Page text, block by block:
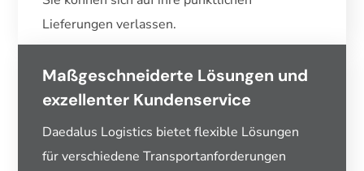
Lieferungen verlassen.
Maßgeschneiderte Lösungen und
exzellenter Kundenservice
Daedalus Logistics bietet flexible Lösungen
für verschiedene Transportanforderungen